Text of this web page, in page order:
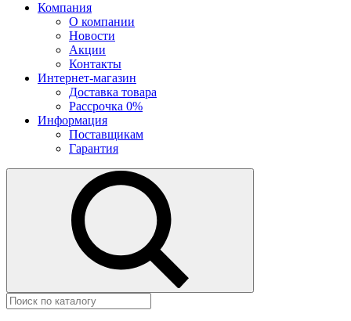
Компания
О компании
Новости
Акции
Контакты
Интернет-магазин
Доставка товара
Рассрочка 0%
Информация
Поставщикам
Гарантия